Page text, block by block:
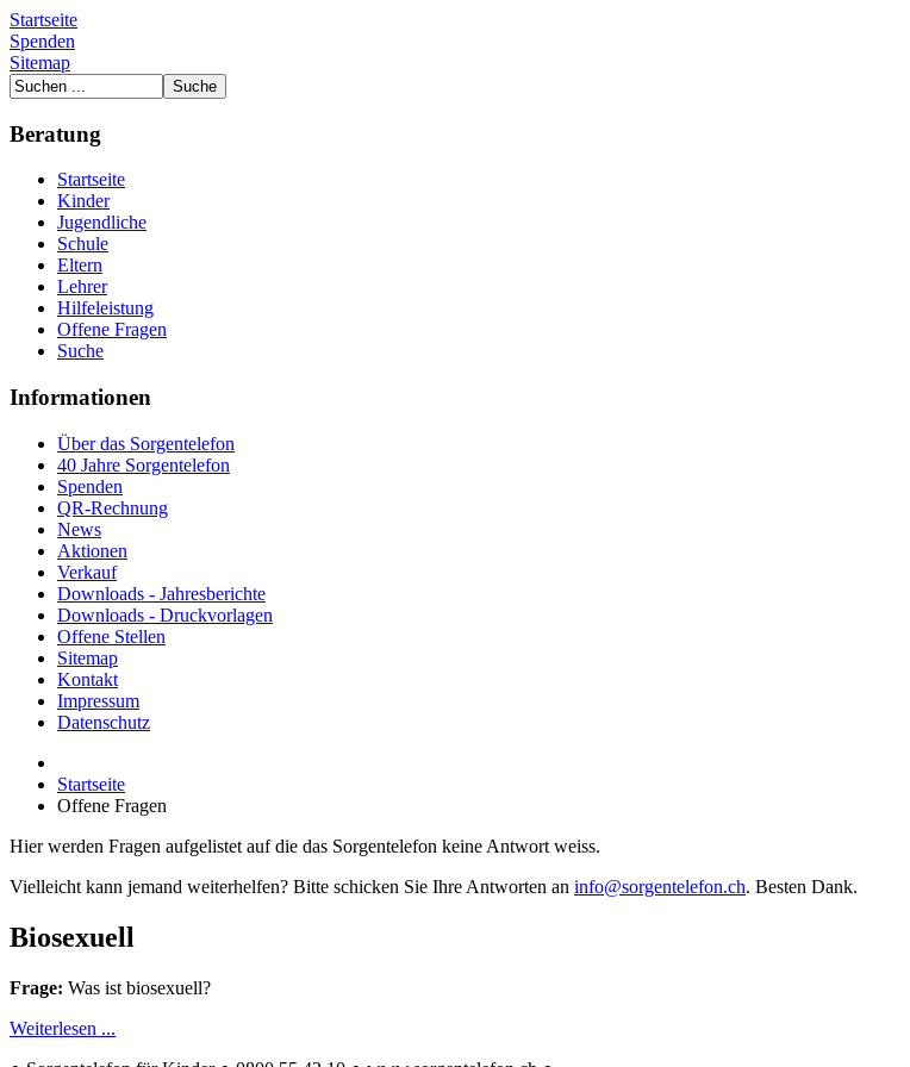
Startseite
Spenden
Sitemap
Beratung
Startseite
Kinder
Jugendliche
Schule
Eltern
Lehrer
Hilfeleistung
Offene Fragen
Suche
Informationen
Über das Sorgentelefon
40 Jahre Sorgentelefon
Spenden
QR-Rechnung
News
Aktionen
Verkauf
Downloads - Jahresberichte
Downloads - Druckvorlagen
Offene Stellen
Sitemap
Kontakt
Impressum
Datenschutz
Startseite
Offene Fragen
Hier werden Fragen aufgelistet auf die das Sorgentelefon keine Antwort weiss.
Vielleicht kann jemand weiterhelfen? Bitte schicken Sie Ihre Antworten an info@sorgentelefon.ch. Besten Dank.
Biosexuell
Frage: Was ist biosexuell?
Weiterlesen ...